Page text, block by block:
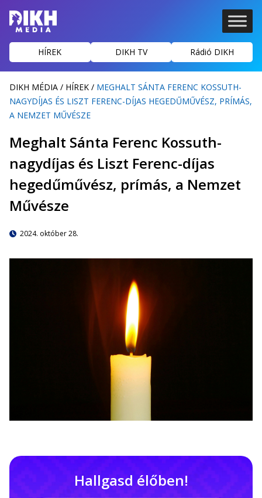
HÍREK DIKH TV Rádió DIKH
DIKH MÉDIA / HÍREK / MEGHALT SÁNTA FERENC KOSSUTH-
NAGYDÍJAS ÉS LISZT FERENC-DÍJAS HEGEDŰMŰVÉSZ, PRÍMÁS,
A NEMZET MŰVÉSZE
Meghalt Sánta Ferenc Kossuth-
nagydíjas és Liszt Ferenc-díjas
hegedűművész, prímás, a Nemzet
Művésze
2024. október 28.
Hallgasd élőben!